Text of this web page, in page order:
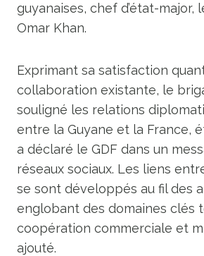
guyanaises, chef d’état-major,
Omar Khan.
Exprimant sa satisfaction
collaboration existante, le
souligné les relations
entre la Guyane et la France,
a déclaré le GDF dans un
réseaux sociaux. Les liens
se sont développés au fil des
englobant des domaines clés
coopération commerciale et
ajouté.